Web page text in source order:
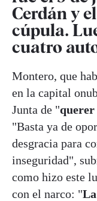
Cerdán y
cúpula.
cuatro
Montero, que
en la capital
Junta de "querer
"Basta ya de
desgracia para
inseguridad",
como hizo este
con el narco: "